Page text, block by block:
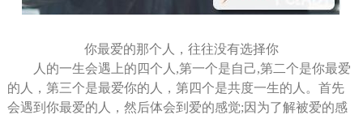
你最爱的那个人，往往没有选择你
人的一生会遇上的四个人,第一个是自己,第二个是你最爱
的人，第三个是最爱你的人，第四个是共度一生的人。首先
会遇到你最爱的人，然后体会到爱的感觉;因为了解被爱的感